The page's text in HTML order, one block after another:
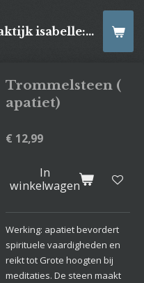
Hollistische praktijk isabelle: online Kaartleggingen/ Reiki-behandelingen, Relaxatiemassage's , self- made juwelen, spirituele artikelen
Trommelsteen (
apatiet)
€ 12,99
In
winkelwagen
Werking: apatiet bevordert
spirituele vaardigheden en
reikt tot Grote hoogten bij
meditaties. De steen maakt